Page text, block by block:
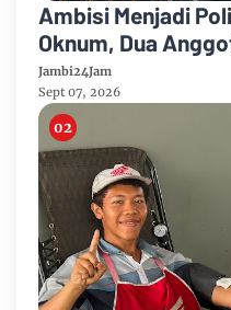
Ambisi Menjadi
Oknum, Dua
Diduga Tipu Calon
Kelulusan
Jambi24Jam
Sept 07, 2026